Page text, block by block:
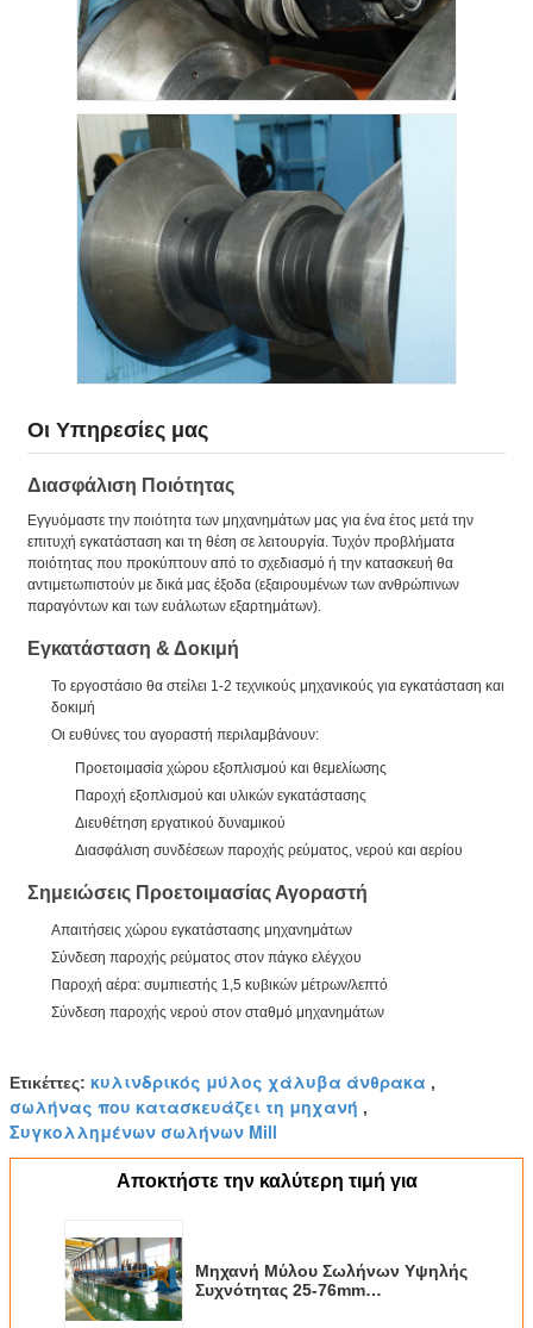
Οι Υπηρεσίες μας
Διασφάλιση Ποιότητας
Εγγυόμαστε την ποιότητα των μηχανημάτων μας για ένα έτος μετά την
επιτυχή εγκατάσταση και τη θέση σε λειτουργία. Τυχόν προβλήματα
ποιότητας που προκύπτουν από το σχεδιασμό ή την κατασκευή θα
αντιμετωπιστούν με δικά μας έξοδα (εξαιρουμένων των ανθρώπινων
παραγόντων και των ευάλωτων εξαρτημάτων).
Εγκατάσταση & Δοκιμή
Το εργοστάσιο θα στείλει 1-2 τεχνικούς μηχανικούς για εγκατάσταση και
δοκιμή
Οι ευθύνες του αγοραστή περιλαμβάνουν:
Προετοιμασία χώρου εξοπλισμού και θεμελίωσης
Παροχή εξοπλισμού και υλικών εγκατάστασης
Διευθέτηση εργατικού δυναμικού
Διασφάλιση συνδέσεων παροχής ρεύματος, νερού και αερίου
Σημειώσεις Προετοιμασίας Αγοραστή
Απαιτήσεις χώρου εγκατάστασης μηχανημάτων
Σύνδεση παροχής ρεύματος στον πάγκο ελέγχου
Παροχή αέρα: συμπιεστής 1,5 κυβικών μέτρων/λεπτό
Σύνδεση παροχής νερού στον σταθμό μηχανημάτων
Ετικέττες: κυλινδρικός μύλος χάλυβα άνθρακα ,
σωλήνας που κατασκευάζει τη μηχανή ,
Συγκολλημένων σωλήνων Mill
Αποκτήστε την καλύτερη τιμή για
Μηχανή Μύλου Σωλήνων Υψηλής
Συχνότητας 25-76mm